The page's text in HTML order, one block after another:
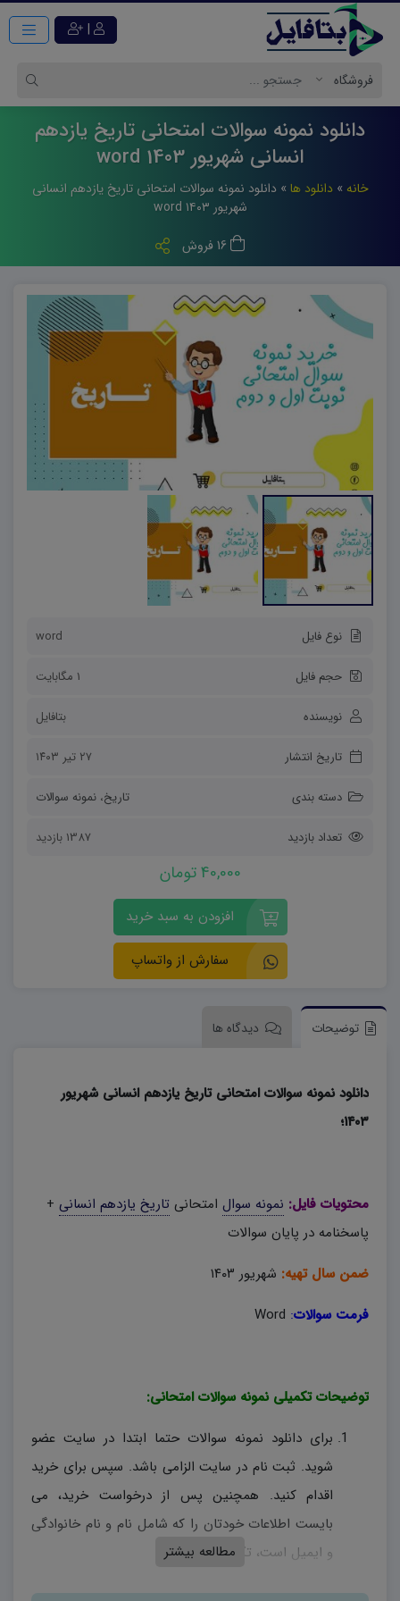
|
دانلود نمونه سوالات امتحانی تاریخ یازدهم
انسانی شهریور 1403 word
خانه »دانلود ها »دانلود نمونه سوالات امتحانی تاریخ یازدهم انسانی
شهریور ۱۴۰۳ word
نوع فایل word
حجم فایل 1 مگابایت
نویسنده بتافایل
تاریخ انتشار ۲۷ تیر ۱۴۰۳
دسته بندی تاریخ، نمونه سوالات
تعداد بازدید 1387 بازدید
40,000 تومان
افزودن به سبد خرید
سفارش از واتساپ
توضیحات دیدگاه ها
دانلود نمونه سوالات امتحانی تاریخ یازدهم انسانی شهریور
۱۴۰۳؛
محتویات فایل: نمونه سوال امتحانی تاریخ یازدهم انسانی +
پاسخنامه در پایان سوالات
ضمن سال تهیه: شهریور ۱۴۰۳
فرمت سوالات:
توضیحات تکمیلی نمونه سوالات امتحانی:
برای دانلود نمونه سوالات حتما ابتدا در سایت عضو
شوید. ثبت نام در سایت الزامی باشد. سپس برای خرید
اقدام کنید. همچنین پس از درخواست خرید، می
بایست اطلاعات خودتان را که شامل نام و نام خانوادگی
و ایمیل است، تکمیل کنید.
مطالعه بیشتر